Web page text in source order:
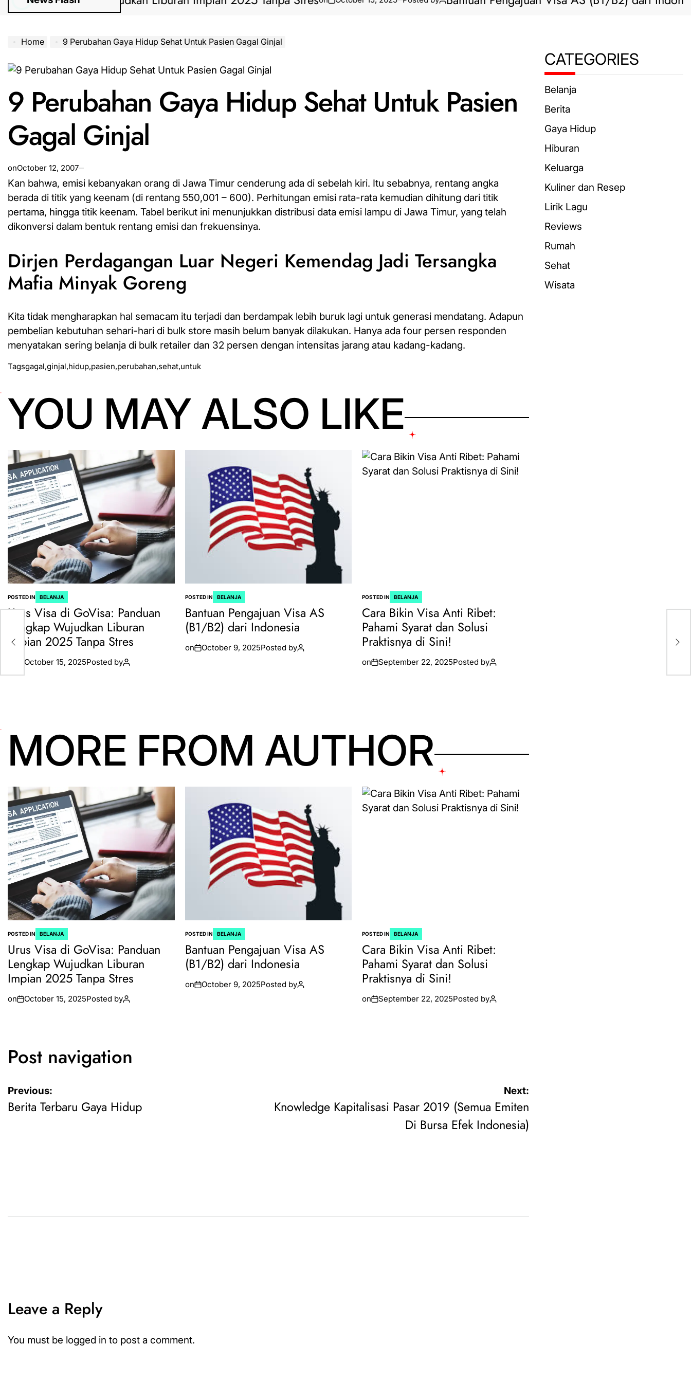
Home 9 Perubahan Gaya Hidup Sehat Untuk Pasien Gagal Ginjal
9 Perubahan Gaya Hidup Sehat Untuk Pasien
Gagal Ginjal
onOctober 12, 2007
Kan bahwa, emisi kebanyakan orang di Jawa Timur cenderung ada di sebelah kiri. Itu sebabnya, rentang angka
berada di titik yang keenam (di rentang 550,001 – 600). Perhitungan emisi rata-rata kemudian dihitung dari titik
pertama, hingga titik keenam. Tabel berikut ini menunjukkan distribusi data emisi lampu di Jawa Timur, yang telah
dikonversi dalam bentuk rentang emisi dan frekuensinya.
Dirjen Perdagangan Luar Negeri Kemendag Jadi Tersangka
Mafia Minyak Goreng
Kita tidak mengharapkan hal semacam itu terjadi dan berdampak lebih buruk lagi untuk generasi mendatang. Adapun
pembelian kebutuhan sehari-hari di bulk store masih belum banyak dilakukan. Hanya ada four persen responden
menyatakan sering belanja di bulk retailer dan 32 persen dengan intensitas jarang atau kadang-kadang.
Tagsgagal,ginjal,hidup,pasien,perubahan,sehat,untuk
YOU MAY ALSO LIKE
POSTED IN BELANJA
Urus Visa di GoVisa: Panduan
Lengkap Wujudkan Liburan
Impian 2025 Tanpa Stres
October 15, 2025Posted by
POSTED IN BELANJA
Bantuan Pengajuan Visa AS
(B1/B2) dari Indonesia
on October 9, 2025Posted by
POSTED IN BELANJA
Cara Bikin Visa Anti Ribet:
Pahami Syarat dan Solusi
Praktisnya di Sini!
on September 22, 2025Posted by
MORE FROM AUTHOR
POSTED IN BELANJA
Urus Visa di GoVisa: Panduan
Lengkap Wujudkan Liburan
Impian 2025 Tanpa Stres
on October 15, 2025Posted by
POSTED IN BELANJA
Bantuan Pengajuan Visa AS
(B1/B2) dari Indonesia
on October 9, 2025Posted by
POSTED IN BELANJA
Cara Bikin Visa Anti Ribet:
Pahami Syarat dan Solusi
Praktisnya di Sini!
on September 22, 2025Posted by
Post navigation
Previous:
Berita Terbaru Gaya Hidup
Next:
Knowledge Kapitalisasi Pasar 2019 (Semua Emiten
Di Bursa Efek Indonesia)
Leave a Reply
You must be logged in to post a comment.
CATEGORIES
Belanja
Berita
Gaya Hidup
Hiburan
Keluarga
Kuliner dan Resep
Lirik Lagu
Reviews
Rumah
Sehat
Wisata